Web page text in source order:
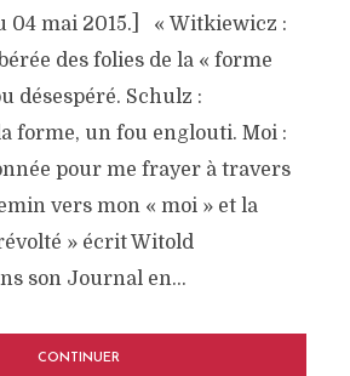
04 mai 2015.] « Witkiewicz :
des folies de la « forme
désespéré. Schulz :
forme, un fou englouti. Moi :
pour me frayer à travers
vers mon « moi » et la
» écrit Witold
son Journal en...
CONTINUER